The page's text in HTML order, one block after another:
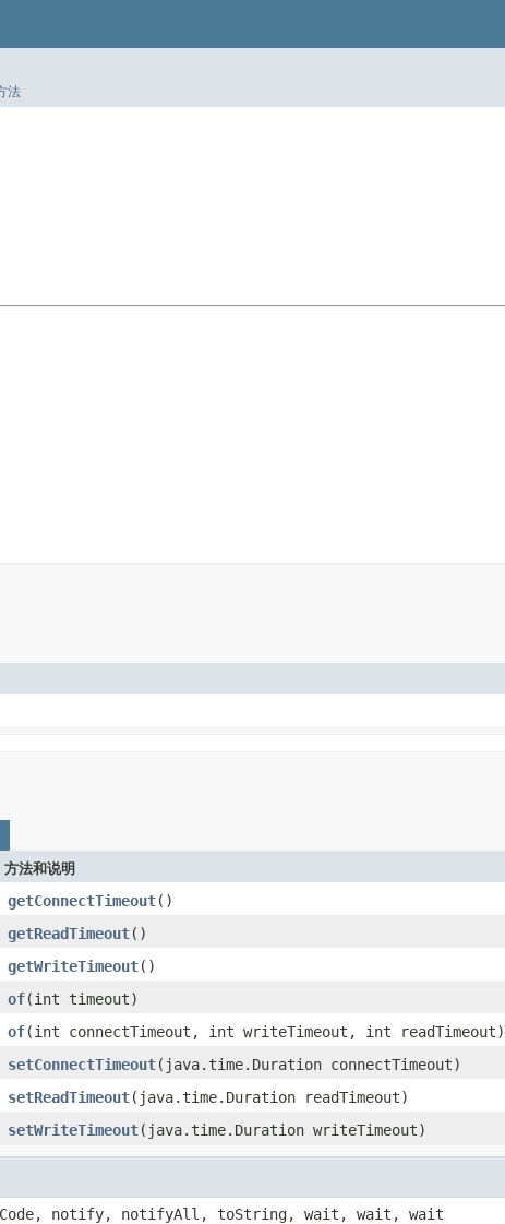
法
方法和说明
getConnectTimeout()
getReadTimeout()
getWriteTimeout()
of(int timeout)
of(int connectTimeout, int writeTimeout, int readTimeout)
setConnectTimeout(java.time.Duration connectTimeout)
setReadTimeout(java.time.Duration readTimeout)
setWriteTimeout(java.time.Duration writeTimeout)
notify, notifyAll, toString, wait, wait, wait